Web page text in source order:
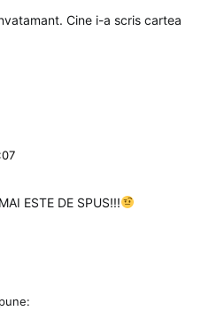
Cine i-a scris cartea
ESTE DE SPUS!!!